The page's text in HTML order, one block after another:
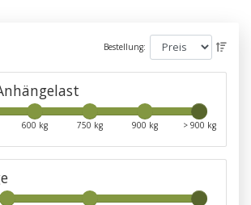
Bestellung:
600 kg 750 kg 900 kg > 900 kg